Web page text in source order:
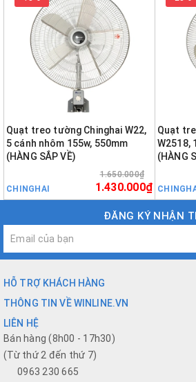
Quạt treo tường Chinghai W22,
5 cánh nhôm 155w, 550mm
(HÀNG SẮP VỀ)
CHINGHAI
1.650.000₫
1.430.000₫
Quạt
W2518,
(HÀNG
ĐĂNG KÝ NHẬN
HỖ TRỢ KHÁCH HÀNG
THÔNG TIN VỀ WINLINE.VN
LIÊN HỆ
Bán hàng (8h00 - 17h30)
(Từ thứ 2 đến thứ 7)
0963 230 665